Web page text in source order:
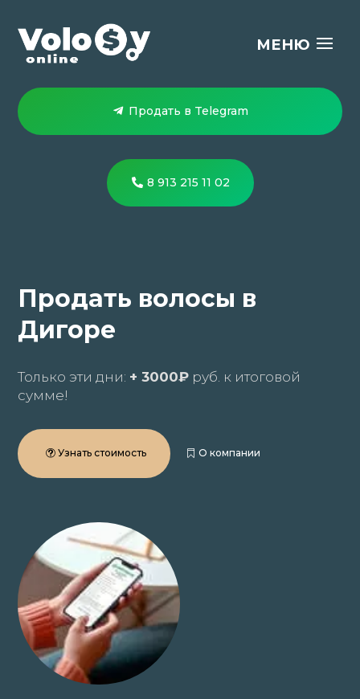
Продать в Telegram
8 913 215 11 02
Продать волосы в
Дигоре
Только эти дни: + 3000₽ руб. к итоговой
сумме!
Узнать стоимость О компании